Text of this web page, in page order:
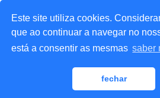
Este site utiliza cookies.
que ao continuar a navegar no
está a consentir as mesmas saber
fechar